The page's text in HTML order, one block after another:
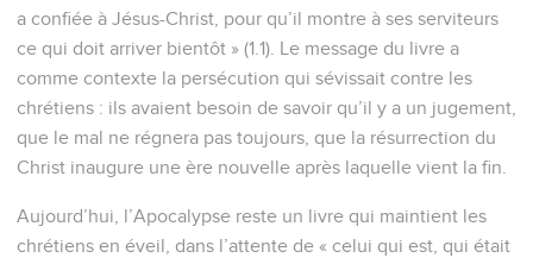
a confiée à Jésus-Christ, pour qu’il montre à ses serviteurs
ce qui doit arriver bientôt » (1.1). Le message du livre a
comme contexte la persécution qui sévissait contre les
chrétiens : ils avaient besoin de savoir qu’il y a un jugement,
que le mal ne régnera pas toujours, que la résurrection du
Christ inaugure une ère nouvelle après laquelle vient la fin.
Aujourd’hui, l’Apocalypse reste un livre qui maintient les
chrétiens en éveil, dans l’attente de « celui qui est, qui était